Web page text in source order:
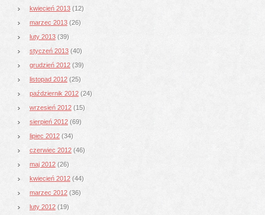
kwiecień 2013 (12)
marzec 2013 (26)
luty 2013 (39)
styczeń 2013 (40)
grudzień 2012 (39)
listopad 2012 (25)
październik 2012 (24)
wrzesień 2012 (15)
sierpień 2012 (69)
lipiec 2012 (34)
czerwiec 2012 (46)
maj 2012 (26)
kwiecień 2012 (44)
marzec 2012 (36)
luty 2012 (19)